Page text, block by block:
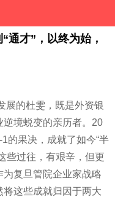
通才”，以终为始，
展的杜雯，既是外资银
境蜕变的亲历者。20
的果决，成就了如今“半
些过往，有艰辛，但更
复旦管院企业家战略
这些成就归因于两大